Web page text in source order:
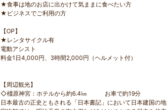
★食事は地のお店に出かけて気ままに食べたい方
★ビジネスでご利用の方
【OP】
★レンタサイクル有
電動アシスト
料金1日4,000円、3時間2,000円（ヘルメット付）
【周辺観光】
◇橿原神宮：ホテルから約6.4㎞ お車で約19分
日本最古の正史ともされる「日本書記」において日本建国の地